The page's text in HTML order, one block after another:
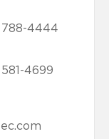
788-4444
581-4699